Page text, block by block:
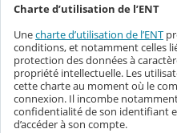
Charte d’utilisation de l’ENT
Unecharte d’utilisation de l’ENT
conditions, et notamment celles
protection des données à
propriété intellectuelle. Les
cette charte au moment où le
connexion. Il incombe
confidentialité de son identifiant
d’accéder à son compte.